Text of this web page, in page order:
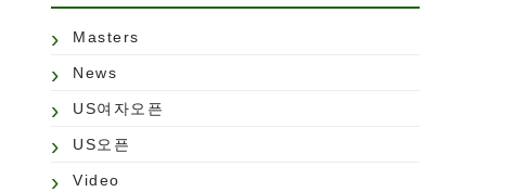
Masters
News
US여자오픈
US오픈
Video